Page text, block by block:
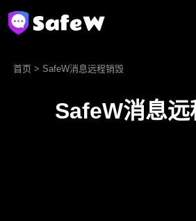
首页 > SafeW消息远程销毁
SafeW消息远